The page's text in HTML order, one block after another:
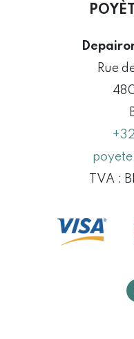
Rue
TVA :